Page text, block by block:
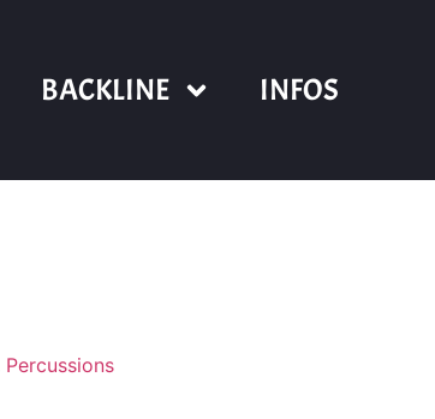
BACKLINE INFOS
Percussions